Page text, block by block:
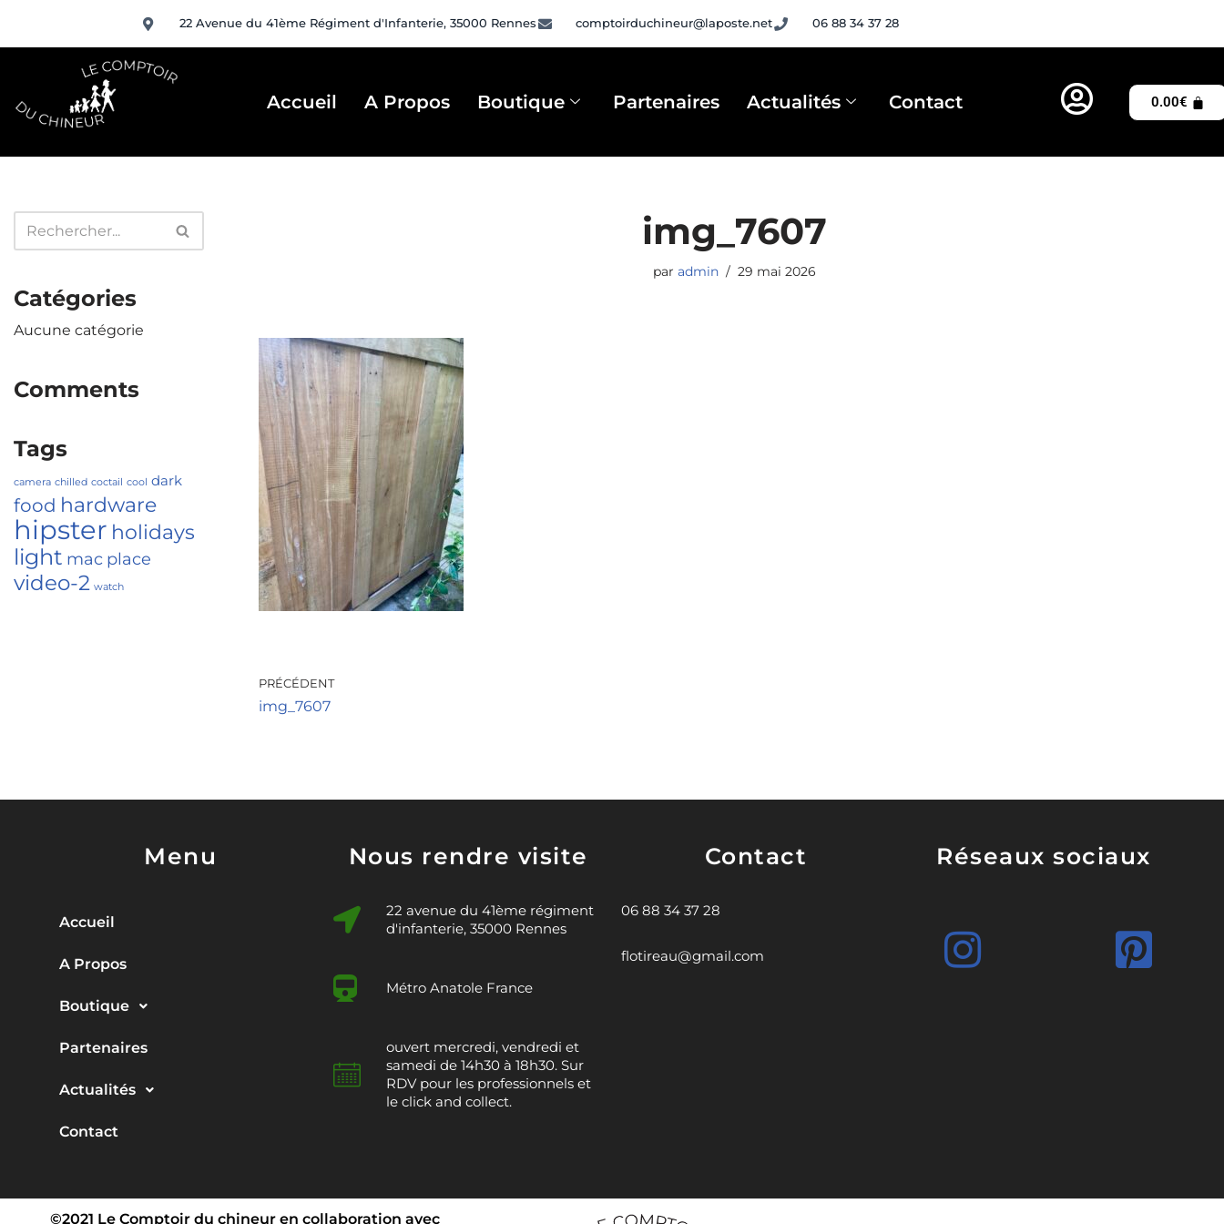
Aller
22 Avenue du 41ème Régiment d'Infanterie, 35000 Rennes comptoirduchineur@laposte.net 06 88 34 37 28
Accueil A Propos Boutique Partenaires Actualités Contact 0.00€
Catégories
Aucune catégorie
Comments
Tags
camera chilled coctail cool dark
food hardware
hipster holidays
light mac place
video-2 watch
img_7607
par admin 29 mai 2026
PRÉCÉDENT
img_7607
Menu
Accueil
A Propos
Boutique
Partenaires
Actualités
Contact
Nous rendre visite
22 avenue du 41ème régiment
d'infanterie, 35000 Rennes
Métro Anatole France
ouvert mercredi, vendredi et
samedi de 14h30 à 18h30. Sur
RDV pour les professionnels et
le click and collect.
Contact
06 88 34 37 28
flotireau@gmail.com
Réseaux sociaux
©2021 Le Comptoir du chineur en collaboration avec